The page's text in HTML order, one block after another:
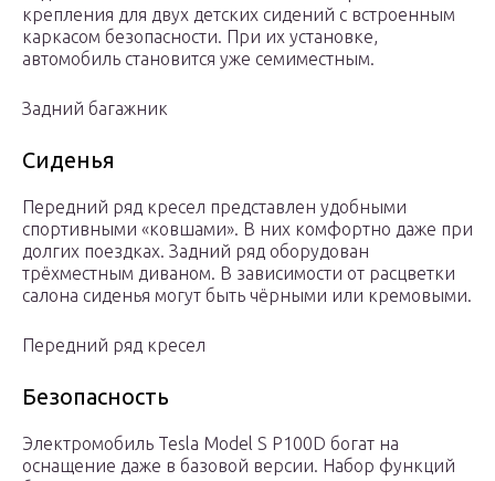
крепления для двух детских сидений с встроенным
каркасом безопасности. При их установке,
автомобиль становится уже семиместным.
Задний багажник
Сиденья
Передний ряд кресел представлен удобными
спортивными «ковшами». В них комфортно даже при
долгих поездках. Задний ряд оборудован
трёхместным диваном. В зависимости от расцветки
салона сиденья могут быть чёрными или кремовыми.
Передний ряд кресел
Безопасность
Электромобиль Tesla Model S P100D богат на
оснащение даже в базовой версии. Набор функций